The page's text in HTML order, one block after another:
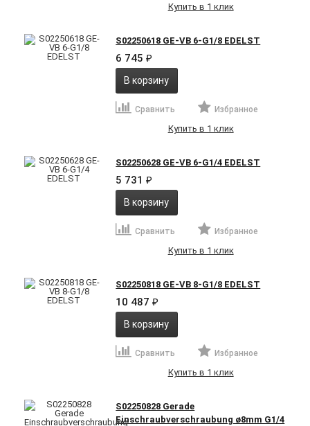
Купить в 1 клик
S02250618 GE-VB 6-G1/8 EDELST
6 745₽
В корзину
Сравнить Избранное
Купить в 1 клик
S02250628 GE-VB 6-G1/4 EDELST
5 731₽
В корзину
Сравнить Избранное
Купить в 1 клик
S02250818 GE-VB 8-G1/8 EDELST
10 487₽
В корзину
Сравнить Избранное
Купить в 1 клик
S02250828 Gerade
Einschraubverschraubung ø8mm G1/4